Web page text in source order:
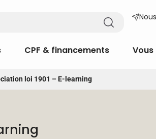
CPF & financements
loi 1901 – E-learning